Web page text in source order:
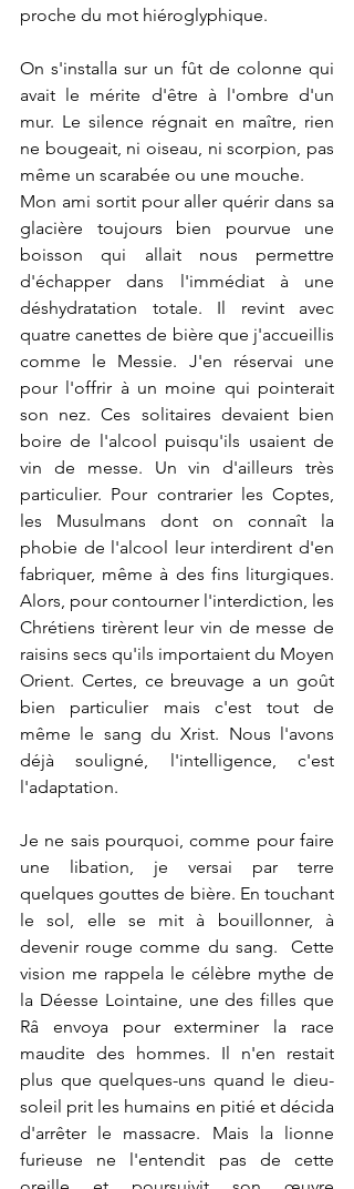
proche du mot hiéroglyphique.
On s'installa sur un fût de colonne qui
avait le mérite d'être à l'ombre d'un
mur. Le silence régnait en maître, rien
ne bougeait, ni oiseau, ni scorpion, pas
même un scarabée ou une mouche.
Mon ami sortit pour aller quérir dans sa
glacière toujours bien pourvue une
boisson qui allait nous permettre
d'échapper dans l'immédiat à une
déshydratation totale. Il revint avec
quatre canettes de bière que j'accueillis
comme le Messie. J'en réservai une
pour l'offrir à un moine qui pointerait
son nez. Ces solitaires devaient bien
boire de l'alcool puisqu'ils usaient de
vin de messe. Un vin d'ailleurs très
particulier. Pour contrarier les Coptes,
les Musulmans dont on connaît la
phobie de l'alcool leur interdirent d'en
fabriquer, même à des fins liturgiques.
Alors, pour contourner l'interdiction, les
Chrétiens tirèrent leur vin de messe de
raisins secs qu'ils importaient du Moyen
Orient. Certes, ce breuvage a un goût
bien particulier mais c'est tout de
même le sang du Xrist. Nous l'avons
déjà souligné, l'intelligence, c'est
l'adaptation.
Je ne sais pourquoi, comme pour faire
une libation, je versai par terre
quelques gouttes de bière. En touchant
le sol, elle se mit à bouillonner, à
devenir rouge comme du sang.  Cette
vision me rappela le célèbre mythe de
la Déesse Lointaine, une des filles que
Râ envoya pour exterminer la race
maudite des hommes. Il n'en restait
plus que quelques-uns quand le dieu-
soleil prit les humains en pitié et décida
d'arrêter le massacre. Mais la lionne
furieuse ne l'entendit pas de cette